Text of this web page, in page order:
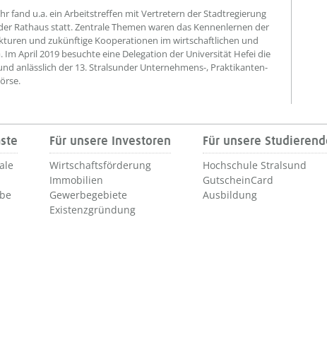
fand u.a. ein Arbeitstreffen mit Vertretern der Stadtregierung
Rathaus statt. Zentrale Themen waren das Kennenlernen der
und zukünftige Kooperationen im wirtschaftlichen und
Im April 2019 besuchte eine Delegation der Universität Hefei die
anlässlich der 13. Stralsunder Unternehmens-, Praktikanten-
Für unsere Investoren
Wirtschaftsförderung
Immobilien
Gewerbegebiete
Existenzgründung
Für unsere
Hochschule Stralsund
GutscheinCard
Ausbildung